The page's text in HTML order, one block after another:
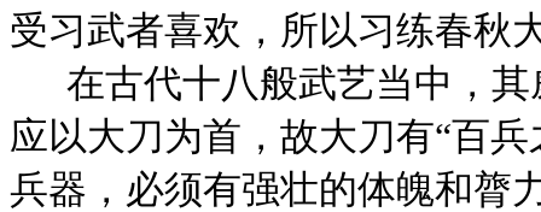
受习武者喜欢，所以习练春秋
在古代十八般武艺当中，
应以大刀为首，故大刀有“百
兵器，必须有强壮的体魄和膂